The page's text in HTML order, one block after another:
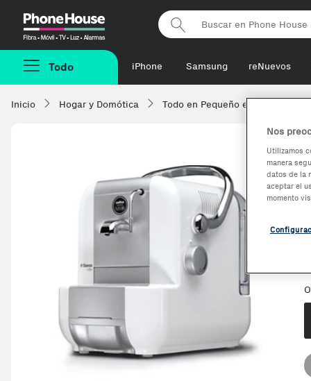
Phonehouse
Todo iPhone Samsung reNuevos
Inicio Hogar y Domótica Todo en Pequeño
Nos
Utilizamos
manera
datos de la
aceptar el
momento